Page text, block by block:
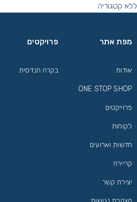
ללא קטגוריה
מפת אתר
אודות
ONE STOP SHOP
פרוייקטים
לקוחות
חדשות וארועים
קריירה
יצירת קשר
פרויקטים
בקרה הנדסית